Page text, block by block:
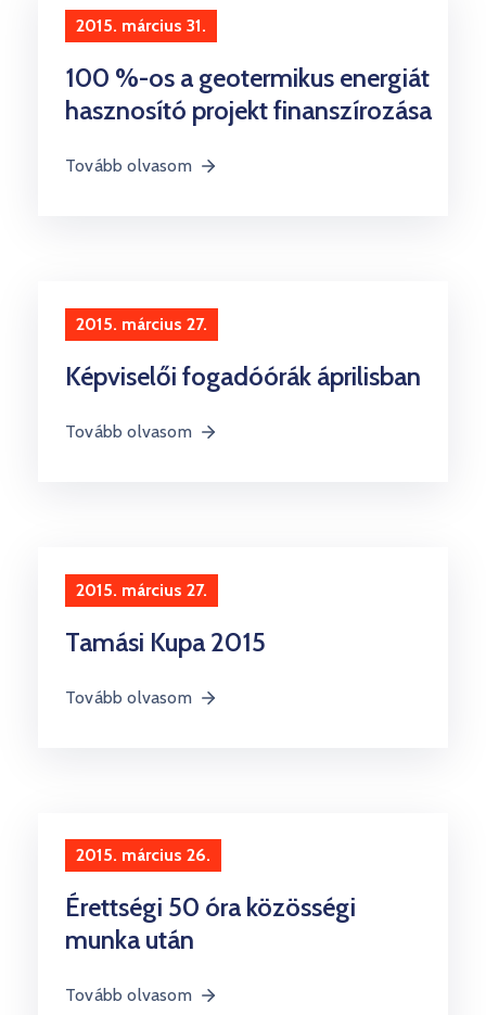
2015. március 31.
100 %-os a geotermikus energiát
hasznosító projekt finanszírozása
Tovább olvasom
2015. március 27.
Képviselői fogadóórák áprilisban
Tovább olvasom
2015. március 27.
Tamási Kupa 2015
Tovább olvasom
2015. március 26.
Érettségi 50 óra közösségi
munka után
Tovább olvasom